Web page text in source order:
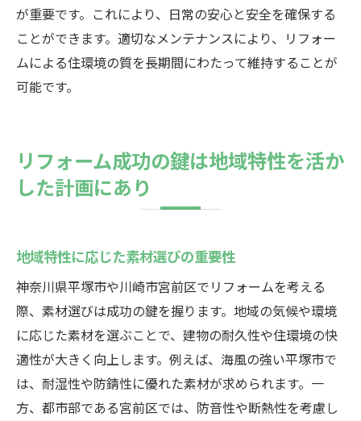
が重要です。これにより、日常の安心と安全を確保する
ことができます。適切なメンテナンスにより、リフォー
ムによる住環境の質を長期間にわたって維持することが
可能です。
リフォーム成功の鍵は地域特性を活か
した計画にあり
地域特性に応じた素材選びの重要性
神奈川県平塚市や川崎市宮前区でリフォームを考える
際、素材選びは成功の鍵を握ります。地域の気候や環境
に応じた素材を選ぶことで、建物の耐久性や住環境の快
適性が大きく向上します。例えば、海風の強い平塚市で
は、耐湿性や防錆性に優れた素材が求められます。一
方、都市部である宮前区では、防音性や断熱性を考慮し